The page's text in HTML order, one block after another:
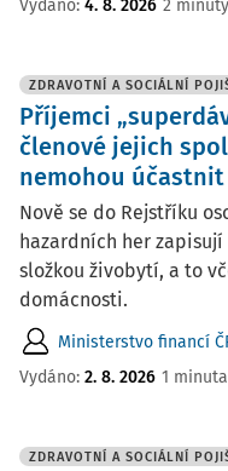
Vydáno: 4. 8. 2026 2
ZDRAVOTNÍ A SOCIÁLNÍ
Příjemci
členové jejich
nemohou
Nově se do Rejstříku
hazardních her
složkou živobytí, a to
domácnosti.
Ministerstvo financí
Vydáno: 2. 8. 2026 1
ZDRAVOTNÍ A SOCIÁLNÍ